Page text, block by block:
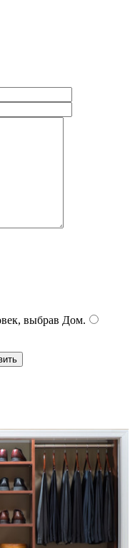
выбрав Дом.